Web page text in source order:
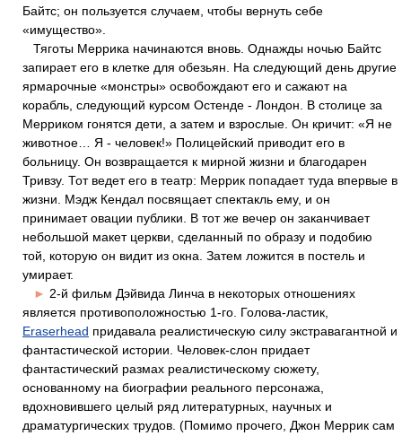
Байтс; он пользуется случаем, чтобы вернуть себе
«имущество».
Тяготы Меррика начинаются вновь. Однажды ночью Байтс
запирает его в клетке для обезьян. На следующий день другие
ярмарочные «монстры» освобождают его и сажают на
корабль, следующий курсом Остенде - Лондон. В столице за
Мерриком гонятся дети, а затем и взрослые. Он кричит: «Я не
животное… Я - человек!» Полицейский приводит его в
больницу. Он возвращается к мирной жизни и благодарен
Тривзу. Тот ведет его в театр: Меррик попадает туда впервые в
жизни. Мэдж Кендал посвящает спектакль ему, и он
принимает овации публики. В тот же вечер он заканчивает
небольшой макет церкви, сделанный по образу и подобию
той, которую он видит из окна. Затем ложится в постель и
умирает.
► 2-й фильм Дэйвида Линча в некоторых отношениях
является противоположностью 1-го. Голова-ластик,
Eraserhead придавала реалистическую силу экстравагантной и
фантастической истории. Человек-слон придает
фантастический размах реалистическому сюжету,
основанному на биографии реального персонажа,
вдохновившего целый ряд литературных, научных и
драматургических трудов. (Помимо прочего, Джон Меррик сам